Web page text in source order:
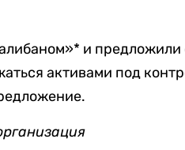
и предложили
активами под